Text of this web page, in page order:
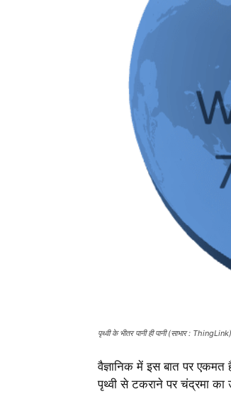
पृथ्वी के भीतर पानी ही पानी (साभार : ThingLink)
वैज्ञानिक में इस बात पर
पृथ्वी से टकराने पर चंद्रमा